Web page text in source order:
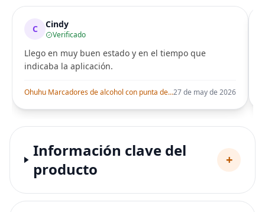
C Cindy
Verificado
Llego en muy buen estado y en el tiempo que
indicaba la aplicación.
Ohuhu Marcadores de alcohol con punta de pincel – Juego de marcadores artísticos de doble punta con certificación AP para artistas adultos27 de may de 2026
Información clave del
producto
+